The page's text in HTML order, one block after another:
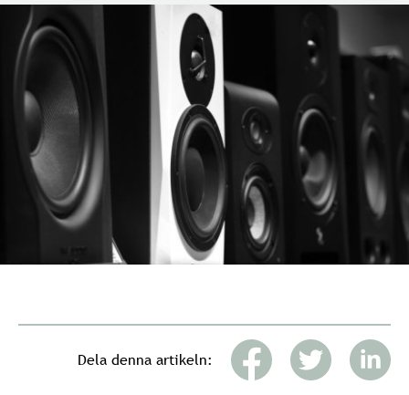
Dela denna artikeln: